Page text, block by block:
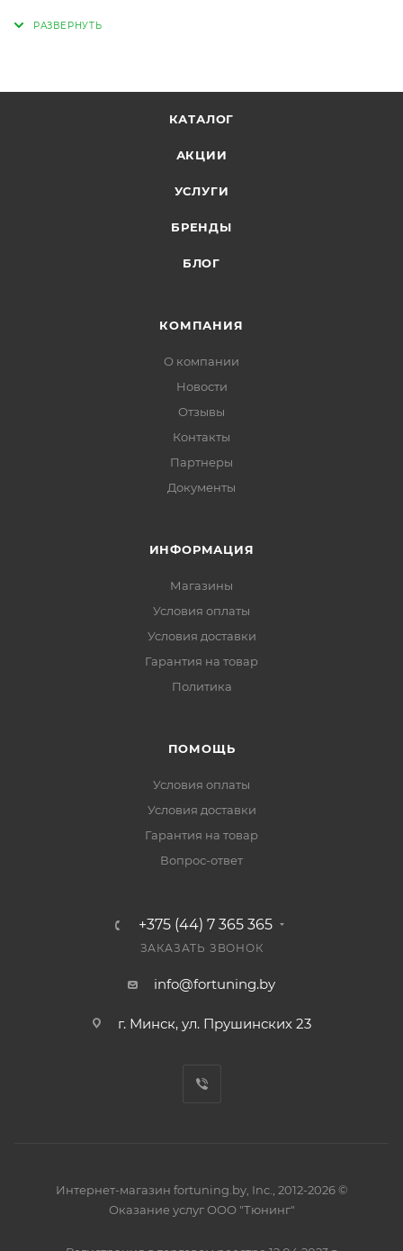
КАТАЛОГ
АКЦИИ
УСЛУГИ
БРЕНДЫ
БЛОГ
КОМПАНИЯ
О компании
Новости
Отзывы
Контакты
Партнеры
Документы
ИНФОРМАЦИЯ
Магазины
Условия оплаты
Условия доставки
Гарантия на товар
Политика
ПОМОЩЬ
Условия оплаты
Условия доставки
Гарантия на товар
Вопрос-ответ
+375 (44) 7 365 365
ЗАКАЗАТЬ ЗВОНОК
info@fortuning.by
г. Минск, ул. Прушинских 23
Интернет-магазин fortuning.by, Inc., 2012-2026 ©
Оказание услуг ООО "Тюнинг"